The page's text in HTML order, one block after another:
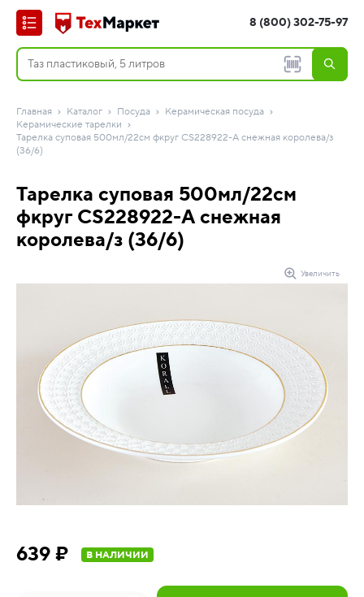
8 (800) 302-75-97
Главная Каталог Посуда
Керамическая посуда
Керамические тарелки
Тарелка суповая 500мл/22см фкруг CS228922-A снежная королева/з
(36/6)
Тарелка суповая 500мл/22см
фкруг CS228922-A снежная
королева/з (36/6)
Увеличить
639 ₽ В НАЛИЧИИ